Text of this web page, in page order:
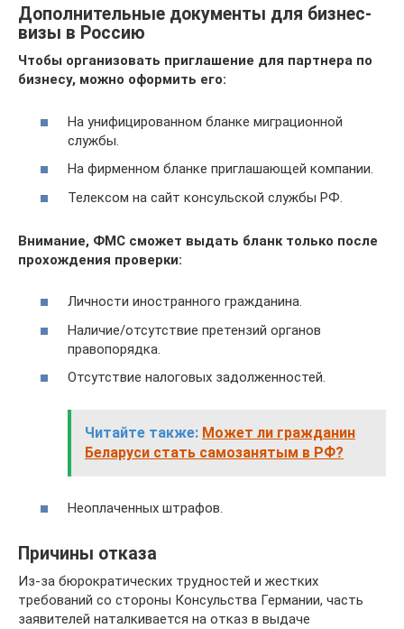
Дополнительные документы для бизнес-
визы в Россию
Чтобы организовать приглашение для партнера по
бизнесу, можно оформить его:
На унифицированном бланке миграционной
службы.
На фирменном бланке приглашающей компании.
Телексом на сайт консульской службы РФ.
Внимание, ФМС сможет выдать бланк только после
прохождения проверки:
Личности иностранного гражданина.
Наличие/отсутствие претензий органов
правопорядка.
Отсутствие налоговых задолженностей.
Читайте также: Может ли гражданин
Беларуси стать самозанятым в РФ?
Неоплаченных штрафов.
Причины отказа
Из-за бюрократических трудностей и жестких
требований со стороны Консульства Германии, часть
заявителей наталкивается на отказ в выдаче